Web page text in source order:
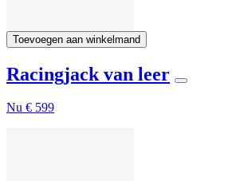
Toevoegen aan winkelmand
Racingjack van leer
Nu € 599